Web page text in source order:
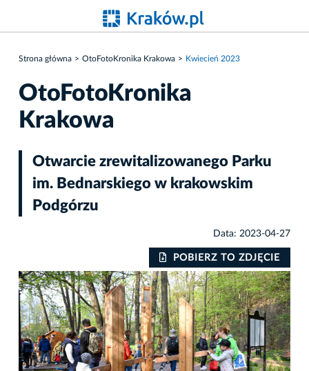
Strona główna OtoFotoKronika Krakowa Kwiecień 2023
OtoFotoKronika
Krakowa
Otwarcie zrewitalizowanego Parku
im. Bednarskiego w krakowskim
Podgórzu
Data: 2023-04-27
POBIERZ TO ZDJĘCIE